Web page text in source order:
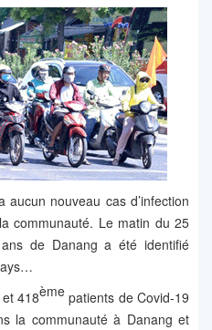
aucun nouveau cas d’infection
communauté. Le matin du 25
de Danang a été identifié
et 418èmepatients de Covid-19
la communauté à Danang et